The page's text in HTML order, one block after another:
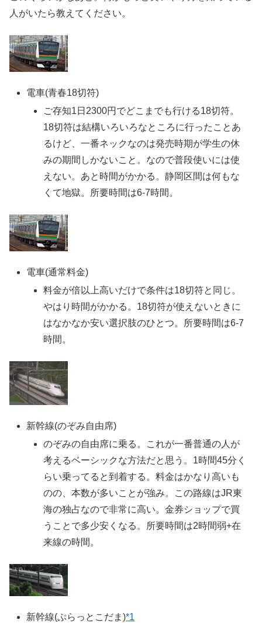
人がいたら教えてください。
電車(青春18切符)
ご存知1日2300円でどこまでも行ける18切符。
18切符は結構いろいろなところに行ったことあ
るけど、一番ネックなのは発売時期が学生の休
みの期間しかないこと。なので普段使いには使
えない。あと時間がかかる。静岡区間は何もな
くて地獄。所要時間は6-7時間。
電車(通常料金)
料金が倍以上高いだけで条件は18切符と同じ。
やはり時間がかかる。18切符が使えないときに
はなかなか安い選択肢のひとつ。所要時間は6-7
時間。
新幹線(のぞみ自由席)
のぞみの自由席に乗る。これが一番普通の人が
考えるベーシックな方法だと思う。1時間45分く
らい乗ってると到着する。料金はかなり高いも
のの、本数が多いことが強み。この路線はJR東
海の独占なので非常に高い。金券ショップで買
うことで多少安くなる。所要時間は2時間弱+在
来線の時間。
新幹線(ぷらっとこだま)*1